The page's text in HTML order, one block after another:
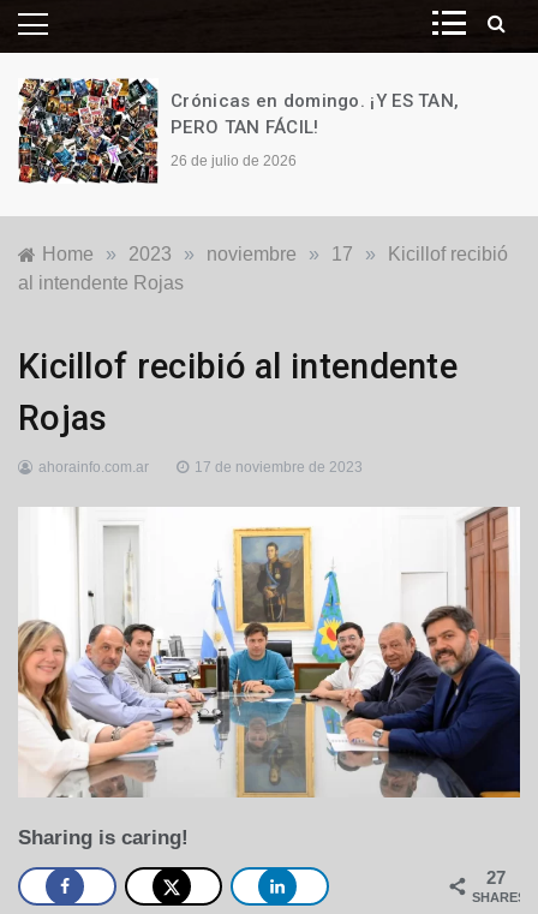
Crónicas en domingo. ¡Y ES TAN,
PERO TAN FÁCIL!
26 de julio de 2026
Home » 2023 » noviembre » 17 »
Kicillof recibió
al intendente Rojas
Locales
,
Política
Kicillof recibió al intendente
Rojas
ahorainfo.com.ar 17 de noviembre de 2023
Sharing is caring!
27
SHARES